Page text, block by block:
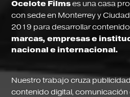
Ocelote Filmses una casa
con sede en Monterrey y
2019 para desarrollar
marcas, empresas e
nacional e internacional.
Nuestro trabajo cruza
contenido digital, comunicación